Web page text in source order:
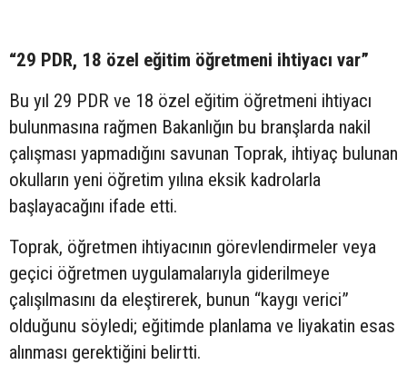
“29 PDR, 18 özel eğitim öğretmeni ihtiyacı var”
Bu yıl 29 PDR ve 18 özel eğitim öğretmeni ihtiyacı
bulunmasına rağmen Bakanlığın bu branşlarda nakil
çalışması yapmadığını savunan Toprak, ihtiyaç bulunan
okulların yeni öğretim yılına eksik kadrolarla
başlayacağını ifade etti.
Toprak, öğretmen ihtiyacının görevlendirmeler veya
geçici öğretmen uygulamalarıyla giderilmeye
çalışılmasını da eleştirerek, bunun “kaygı verici”
olduğunu söyledi; eğitimde planlama ve liyakatin esas
alınması gerektiğini belirtti.